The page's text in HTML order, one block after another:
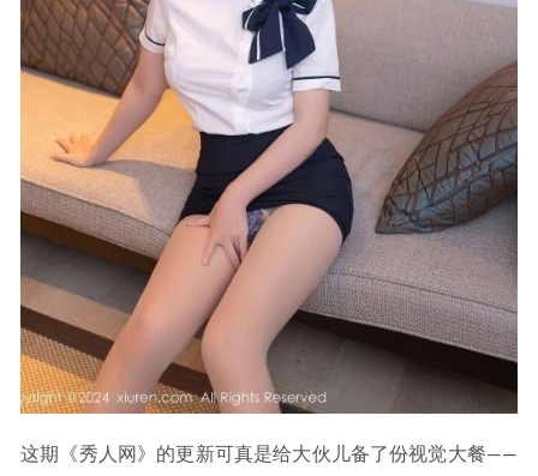
这期《秀人网》的更新可真是给大伙儿备了份视觉大餐——